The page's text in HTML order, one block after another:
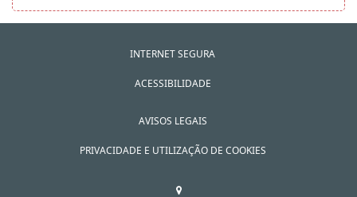
INTERNET SEGURA
ACESSIBILIDADE
AVISOS LEGAIS
PRIVACIDADE E UTILIZAÇÃO DE COOKIES